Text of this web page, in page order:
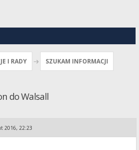
I RADY SZUKAM INFORMACJI
do Walsall
2016, 22:23